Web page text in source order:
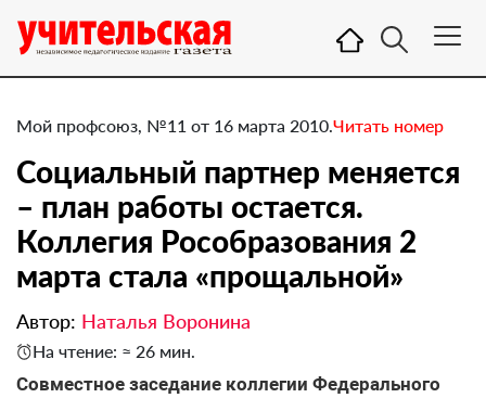
Мой профсоюз, №11 от 16 марта 2010.Читать номер
Социальный партнер меняется
– план работы остается.
Коллегия Рособразования 2
марта стала «прощальной»
Автор: Наталья Воронина
На чтение: ≈ 26 мин.
Совместное заседание коллегии Федерального